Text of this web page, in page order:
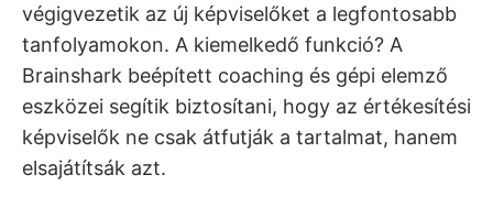
végigvezetik az új képviselőket a legfontosabb
tanfolyamokon. A kiemelkedő funkció? A
Brainshark beépített coaching és gépi elemző
eszközei segítik biztosítani, hogy az értékesítési
képviselők ne csak átfutják a tartalmat, hanem
elsajátítsák azt.